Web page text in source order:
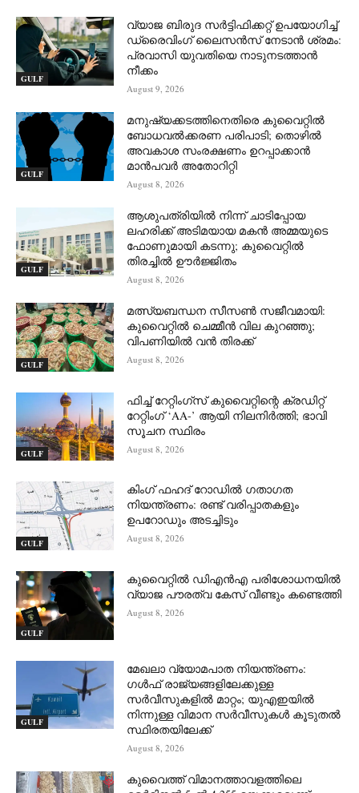
GULF
വ്യാജ ബിരുദ സർട്ടിഫിക്കറ്റ് ഉപയോഗിച്ച്
ഡ്രൈവിംഗ് ലൈസൻസ് നേടാൻ ശ്രമം:
പ്രവാസി യുവതിയെ നാടുനടത്താൻ
നീക്കം
August 9, 2026
GULF
മനുഷ്യക്കടത്തിനെതിരെ കുവൈറ്റിൽ
ബോധവൽക്കരണ പരിപാടി; തൊഴിൽ
അവകാശ സംരക്ഷണം ഉറപ്പാക്കാൻ
മാൻപവർ അതോറിറ്റി
August 8, 2026
GULF
ആശുപത്രിയിൽ നിന്ന് ചാടിപ്പോയ
ലഹരിക്ക് അടിമയായ മകൻ അമ്മയുടെ
ഫോണുമായി കടന്നു; കുവൈറ്റിൽ
തിരച്ചിൽ ഊർജ്ജിതം
August 8, 2026
GULF
മത്സ്യബന്ധന സീസൺ സജീവമായി:
കുവൈറ്റിൽ ചെമ്മീൻ വില കുറഞ്ഞു;
വിപണിയിൽ വൻ തിരക്ക്
August 8, 2026
GULF
ഫിച്ച് റേറ്റിംഗ്സ് കുവൈറ്റിന്റെ ക്രഡിറ്റ്
റേറ്റിംഗ് ‘AA-’ ആയി നിലനിർത്തി; ഭാവി
സൂചന സ്ഥിരം
August 8, 2026
GULF
കിംഗ് ഫഹദ് റോഡിൽ ഗതാഗത
നിയന്ത്രണം: രണ്ട് വരിപ്പാതകളും
ഉപറോഡും അടച്ചിടും
August 8, 2026
GULF
കുവൈറ്റിൽ ഡിഎൻഎ പരിശോധനയിൽ
വ്യാജ പൗരത്വ കേസ് വീണ്ടും കണ്ടെത്തി
August 8, 2026
GULF
മേഖലാ വ്യോമപാത നിയന്ത്രണം:
ഗൾഫ് രാജ്യങ്ങളിലേക്കുള്ള
സർവീസുകളിൽ മാറ്റം; യുഎഇയിൽ
നിന്നുള്ള വിമാന സർവീസുകൾ കൂടുതൽ
സ്ഥിരതയിലേക്ക്
August 8, 2026
കുവൈത്ത് വിമാനത്താവളത്തിലെ